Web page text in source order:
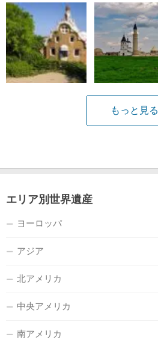
もっと見る
エリア別世界遺産
ヨーロッパ
アジア
北アメリカ
中央アメリカ
南アメリカ